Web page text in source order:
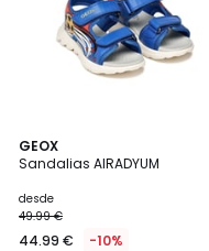
GEOX
Sandalias AIRADYUM
desde
49.99 €
44.99 € -10%